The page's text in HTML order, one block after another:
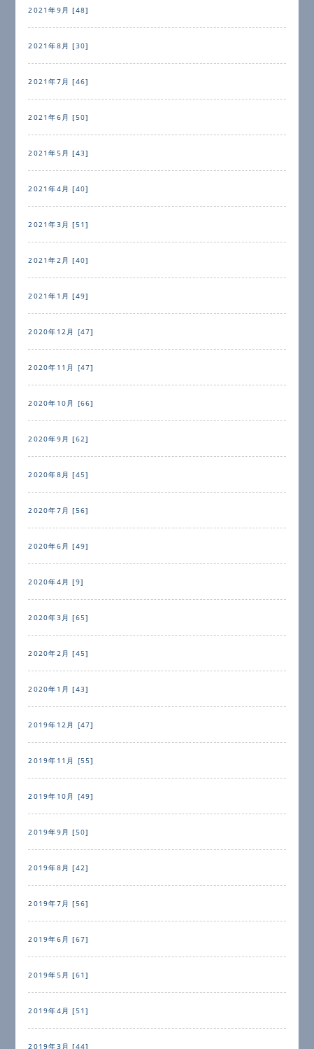
2021年9月 [48]
2021年8月 [30]
2021年7月 [46]
2021年6月 [50]
2021年5月 [43]
2021年4月 [40]
2021年3月 [51]
2021年2月 [40]
2021年1月 [49]
2020年12月 [47]
2020年11月 [47]
2020年10月 [66]
2020年9月 [62]
2020年8月 [45]
2020年7月 [56]
2020年6月 [49]
2020年4月 [9]
2020年3月 [65]
2020年2月 [45]
2020年1月 [43]
2019年12月 [47]
2019年11月 [55]
2019年10月 [49]
2019年9月 [50]
2019年8月 [42]
2019年7月 [56]
2019年6月 [67]
2019年5月 [61]
2019年4月 [51]
2019年3月 [44]